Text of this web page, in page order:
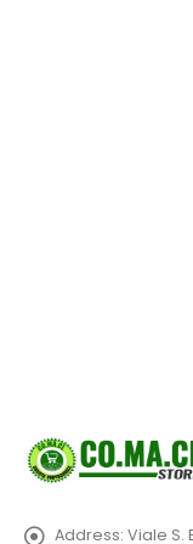
Address: Viale S.